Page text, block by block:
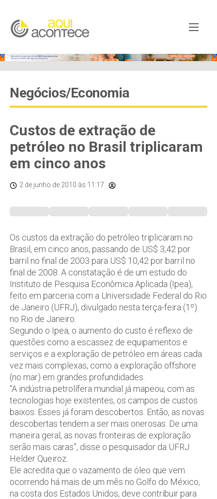
Negócios/Economia
Custos de extração de
petróleo no Brasil triplicaram
em cinco anos
2 de junho de 2010 às 11:17
Os custos da extração do petróleo triplicaram no
Brasil, em cinco anos, passando de US$ 3,42 por
barril no final de 2003 para US$ 10,42 por barril no
final de 2008. A constatação é de um estudo do
Instituto de Pesquisa Econômica Aplicada (Ipea),
feito em parceria com a Universidade Federal do Rio
de Janeiro (UFRJ), divulgado nesta terça-feira (1º)
no Rio de Janeiro.
Segundo o Ipea, o aumento do custo é reflexo de
questões como a escassez de equipamentos e
serviços e a exploração de petróleo em áreas cada
vez mais complexas, como a exploração offshore
(no mar) em grandes profundidades.
“A indústria petrolífera mundial já mapeou, com as
tecnologias hoje existentes, os campos de custos
baixos. Esses já foram descobertos. Então, as novas
descobertas tendem a ser mais onerosas. De uma
maneira geral, as novas fronteiras de exploração
serão mais caras”, disse o pesquisador da UFRJ
Helder Queiroz.
Ele acredita que o vazamento de óleo que vem
ocorrendo há mais de um mês no Golfo do México,
na costa dos Estados Unidos, deve contribuir para